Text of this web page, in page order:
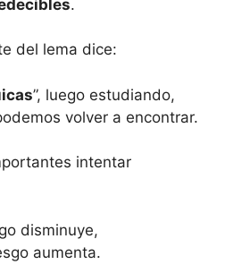
.
del lema dice:
”, luego estudiando,
volver a encontrar.
intentar
disminuye,
aumenta.